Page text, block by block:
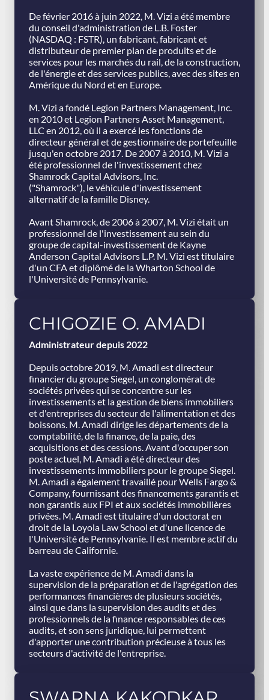
De février 2016 à juin 2022, M. Vizi a été membre
du conseil d'administration de L.B. Foster
(NASDAQ : FSTR), un fabricant, fabricant et
distributeur de premier plan de produits et de
services pour les marchés du rail, de la construction,
de l'énergie et des services publics, avec des sites en
Amérique du Nord et en Europe.
M. Vizi a fondé Legion Partners Management, Inc.
en 2010 et Legion Partners Asset Management,
LLC en 2012, où il a exercé les fonctions de
directeur général et de gestionnaire de portefeuille
jusqu'en octobre 2017. De 2007 à 2010, M. Vizi a
été professionnel de l'investissement chez
Shamrock Capital Advisors, Inc.
("Shamrock"), le véhicule d'investissement
alternatif de la famille Disney.
Avant Shamrock, de 2006 à 2007, M. Vizi était un
professionnel de l'investissement au sein du
groupe de capital-investissement de Kayne
Anderson Capital Advisors L.P. M. Vizi est titulaire
d'un CFA et diplômé de la Wharton School de
l'Université de Pennsylvanie.
CHIGOZIE O. AMADI
Administrateur depuis 2022
Depuis octobre 2019, M. Amadi est directeur
financier du groupe Siegel, un conglomérat de
sociétés privées qui se concentre sur les
investissements et la gestion de biens immobiliers
et d'entreprises du secteur de l'alimentation et des
boissons. M. Amadi dirige les départements de la
comptabilité, de la finance, de la paie, des
acquisitions et des cessions. Avant d'occuper son
poste actuel, M. Amadi a été directeur des
investissements immobiliers pour le groupe Siegel.
M. Amadi a également travaillé pour Wells Fargo &
Company, fournissant des financements garantis et
non garantis aux FPI et aux sociétés immobilières
privées. M. Amadi est titulaire d'un doctorat en
droit de la Loyola Law School et d'une licence de
l'Université de Pennsylvanie. Il est membre actif du
barreau de Californie.
La vaste expérience de M. Amadi dans la
supervision de la préparation et de l'agrégation des
performances financières de plusieurs sociétés,
ainsi que dans la supervision des audits et des
professionnels de la finance responsables de ces
audits, et son sens juridique, lui permettent
d'apporter une contribution précieuse à tous les
secteurs d'activité de l'entreprise.